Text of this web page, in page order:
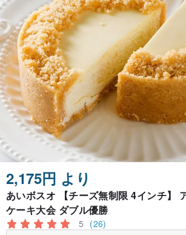
2,175円 より
あいボスオ 【チーズ無制限 4インチ】
ケーキ大会 ダブル優勝
5 (26)